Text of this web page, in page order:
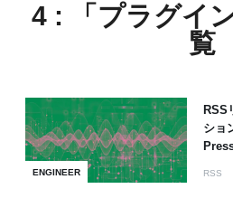
4 : 「プラグイ
覧
ENGINEER
RSS
ショ
RSS